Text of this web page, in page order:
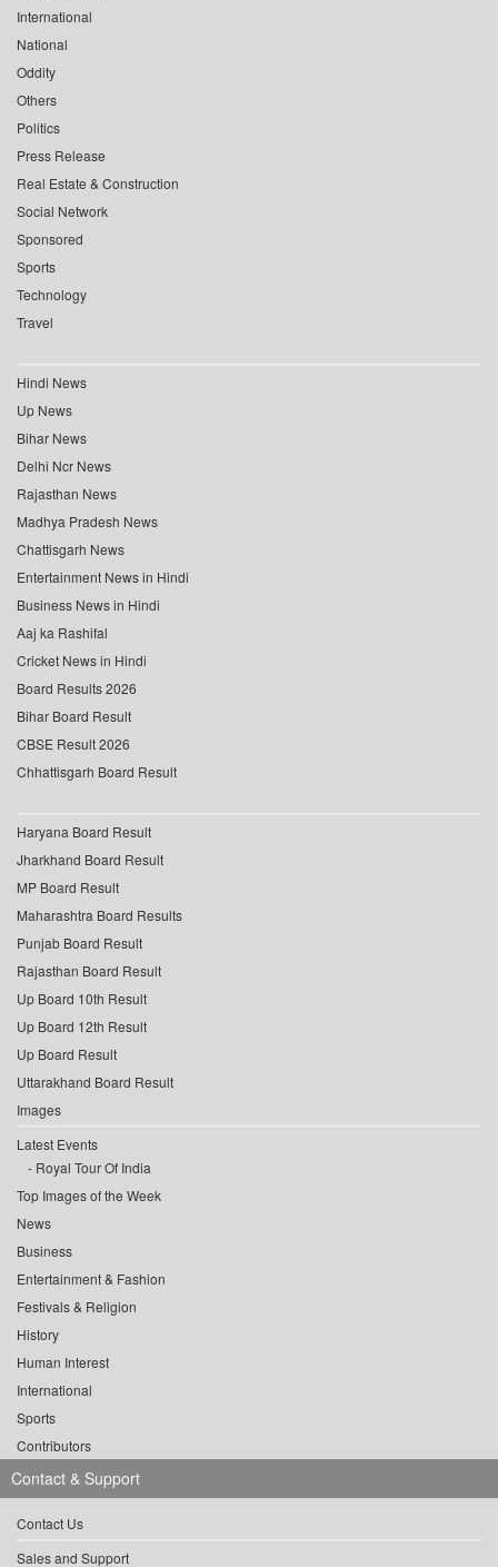
International
National
Oddity
Others
Politics
Press Release
Real Estate & Construction
Social Network
Sponsored
Sports
Technology
Travel
Hindi News
Up News
Bihar News
Delhi Ncr News
Rajasthan News
Madhya Pradesh News
Chattisgarh News
Entertainment News in Hindi
Business News in Hindi
Aaj ka Rashifal
Cricket News in Hindi
Board Results 2026
Bihar Board Result
CBSE Result 2026
Chhattisgarh Board Result
Haryana Board Result
Jharkhand Board Result
MP Board Result
Maharashtra Board Results
Punjab Board Result
Rajasthan Board Result
Up Board 10th Result
Up Board 12th Result
Up Board Result
Uttarakhand Board Result
Images
Latest Events
Royal Tour Of India
Top Images of the Week
News
Business
Entertainment & Fashion
Festivals & Religion
History
Human Interest
International
Sports
Contributors
Contact & Support
Contact Us
Sales and Support